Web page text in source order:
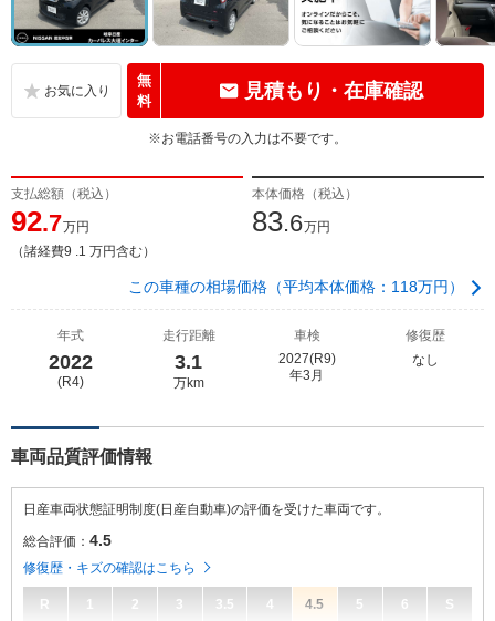
無
料
見積もり・在庫確認
※お電話番号の入力は不要です。
支払総額（税込）
92.7万円
（諸経費9 .1 万円含む）
本体価格（税込）
83.6万円
この車種の相場価格（平均本体価格：118万円）
年式
2022
(R4)
走行距離
3.1
万km
車検
2027(R9)
年3月
修復歴
なし
車両品質評価情報
日産車両状態証明制度(日産自動車)の評価を受けた車両です。
総合評価： 4.5
修復歴・キズの確認はこちら
R 1 2 3 3.5 4 4.5 5 6 S